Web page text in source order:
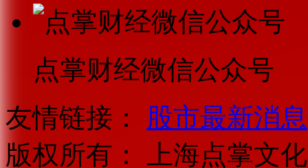
点掌财经微信公众号
友情链接：
股市最新消息
版权所有：
上海点掌文